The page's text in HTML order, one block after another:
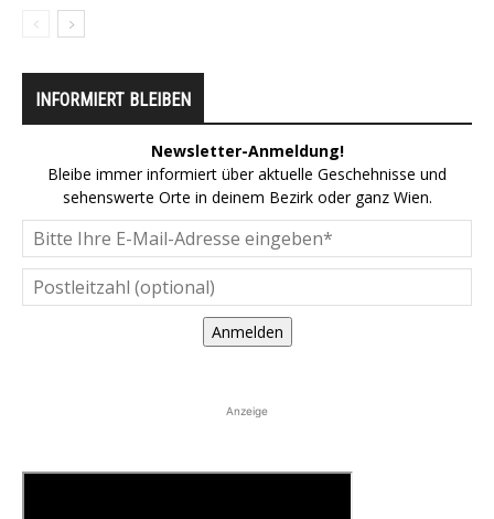
INFORMIERT BLEIBEN
Newsletter-Anmeldung!
Bleibe immer informiert über aktuelle Geschehnisse und
sehenswerte Orte in deinem Bezirk oder ganz Wien.
Anmelden
Anzeige